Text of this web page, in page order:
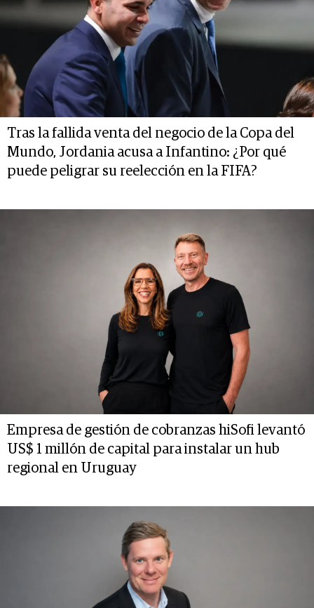
Tras la fallida venta del negocio de la Copa del
Mundo, Jordania acusa a Infantino: ¿Por qué
puede peligrar su reelección en la FIFA?
Empresa de gestión de cobranzas hiSofi levantó
US$ 1 millón de capital para instalar un hub
regional en Uruguay